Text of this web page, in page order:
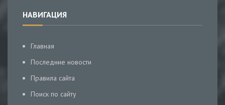
НАВИГАЦИЯ
Главная
Последние новости
Правила сайта
Поиск по сайту